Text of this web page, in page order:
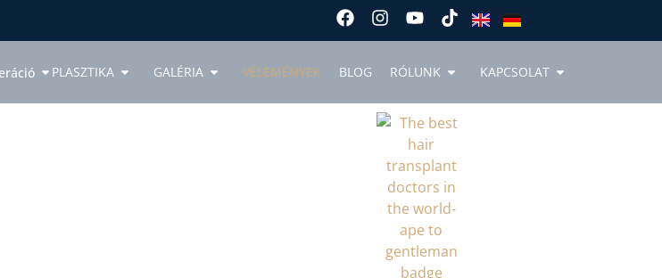
PLASZTIKA GALÉRIA VÉLEMÉNYEK BLOG RÓLUNK KAPCSOLAT